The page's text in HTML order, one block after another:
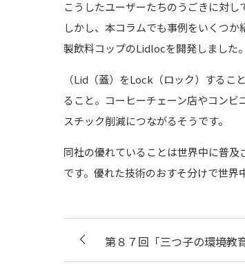
こうしたユーザーたちのうごきに対
しかし、本コラムでも事例をいくつ
製飲料コップのLidlocを開発しました。
（Lid（蓋）をLock（ロック）する
ること。コーヒーチェーン店やコン
スチック削減につながるそうです。
同社の優れていることは世界中に普
です。優れた技術のおすそ分けで世界
第８７回「三つ子の環境教